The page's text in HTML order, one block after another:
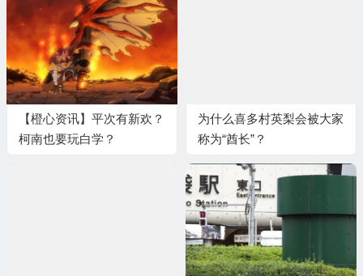
【橙心资讯】平次有新欢？
柯南也要玩白学？
为什么喜多村英梨会被大家
称为“酋长”？